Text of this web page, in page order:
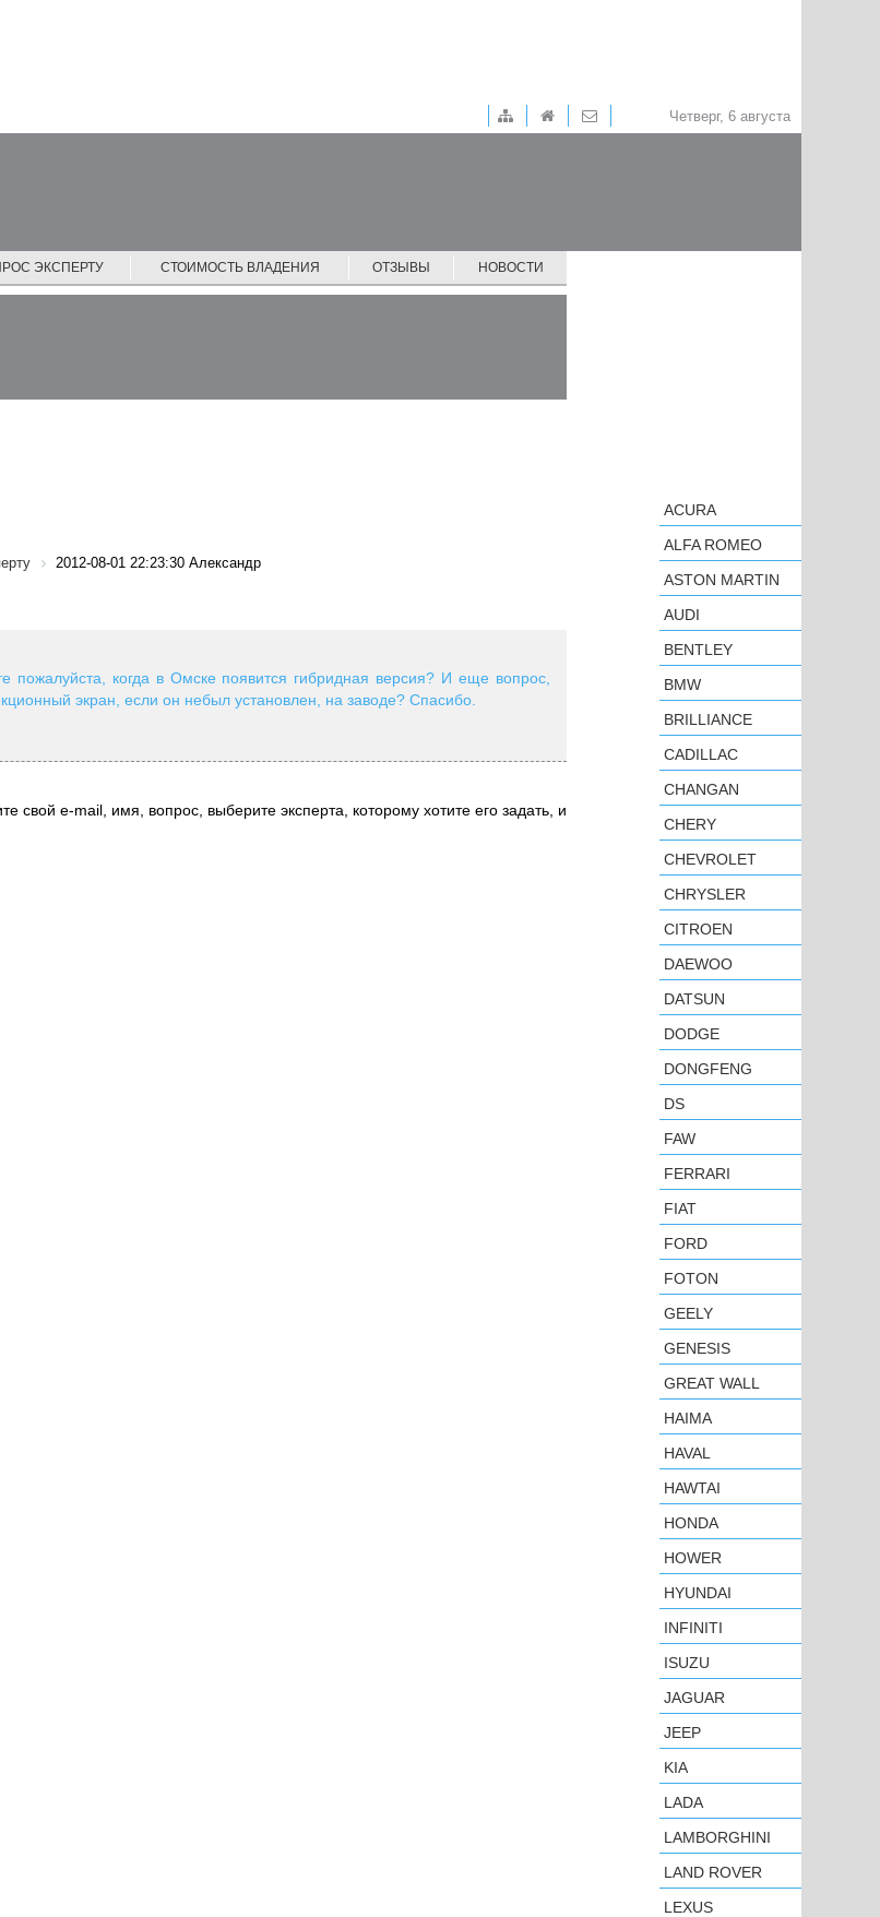
Четверг, 6 августа
ЭКСПЕРТУ СТОИМОСТЬ ВЛАДЕНИЯ ОТЗЫВЫ НОВОСТИ
2012-08-01 22:23:30 Александр
пожалуйста, когда в Омске появится гибридная версия? И еще вопрос,
экран, если он небыл установлен, на заводе? Спасибо.
свой e-mail, имя, вопрос, выберите эксперта, которому хотите его задать, и
ACURA
ALFA ROMEO
ASTON MARTIN
AUDI
BENTLEY
BMW
BRILLIANCE
CADILLAC
CHANGAN
CHERY
CHEVROLET
CHRYSLER
CITROEN
DAEWOO
DATSUN
DODGE
DONGFENG
DS
FAW
FERRARI
FIAT
FORD
FOTON
GEELY
GENESIS
GREAT WALL
HAIMA
HAVAL
HAWTAI
HONDA
HOWER
HYUNDAI
INFINITI
ISUZU
JAGUAR
JEEP
KIA
LADA
LAMBORGHINI
LAND ROVER
LEXUS